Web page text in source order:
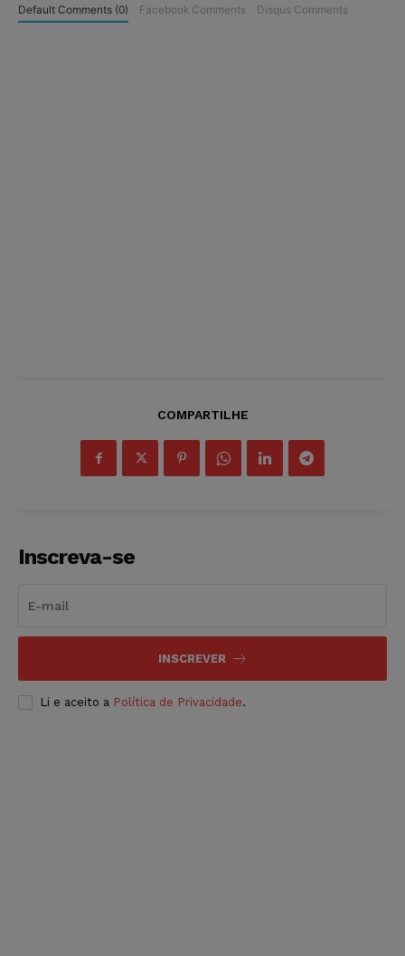
Default Comments (0) Facebook Comments Disqus Comments
COMPARTILHE
Inscreva-se
INSCREVER
Li e aceito a Política de Privacidade.